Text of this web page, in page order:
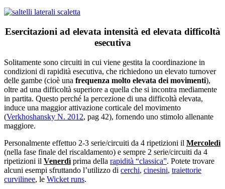
Esercitazioni ad elevata intensità ed elevata difficoltà
esecutiva
Solitamente sono circuiti in cui viene gestita la coordinazione in
condizioni di rapidità esecutiva, che richiedono un elevato turnover
delle gambe (cioè una frequenza molto elevata dei movimenti),
oltre ad una difficoltà superiore a quella che si incontra mediamente
in partita. Questo perché la percezione di una difficoltà elevata,
induce una maggior attivazione corticale del movimento
(Verkhoshansky N. 2012, pag 42), fornendo uno stimolo allenante
maggiore.
Personalmente effettuo 2-3 serie/circuiti da 4 ripetizioni il Mercoledì
(nella fase finale del riscaldamento) e sempre 2 serie/circuiti da 4
ripetizioni il Venerdì prima della rapidità “classica”. Potete trovare
alcuni esempi sfruttando l’utilizzo di cerchi, cinesini, traiettorie
curvilinee, le Wicket runs.